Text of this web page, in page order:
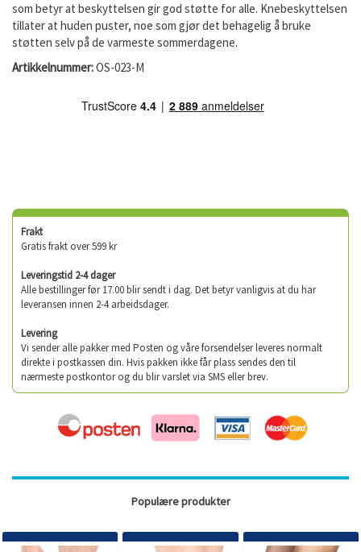
som betyr at beskyttelsen gir god støtte for alle. Knebeskyttelsen
tillater at huden puster, noe som gjør det behagelig å bruke
støtten selv på de varmeste sommerdagene.
Artikkelnummer:OS-023-M
Frakt
Gratis frakt over 599 kr
Leveringstid 2-4 dager
Alle bestillinger før 17.00 blir sendt i dag. Det betyr vanligvis at du har
leveransen innen 2-4 arbeidsdager.
Levering
Vi sender alle pakker med Posten og våre forsendelser leveres normalt
direkte i postkassen din. Hvis pakken ikke får plass sendes den til
nærmeste postkontor og du blir varslet via SMS eller brev.
Populære produkter